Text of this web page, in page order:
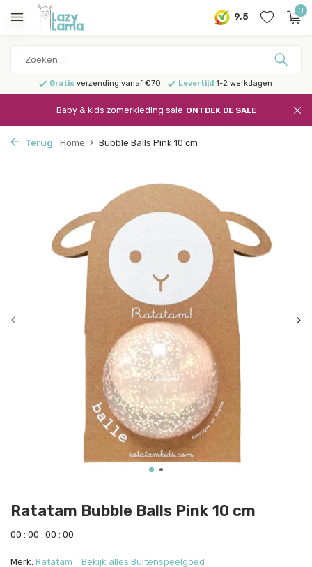
9,5
0
Gratis verzending vanaf €70 Levertijd1-2 werkdagen
Baby & kids zomerkleding sale ONTDEK DE SALE
Terug Home Bubble Balls Pink 10 cm
Ratatam Bubble Balls Pink 10 cm
00 : 00 : 00 : 00
Merk: Ratatam Bekijk alles Buitenspeelgoed